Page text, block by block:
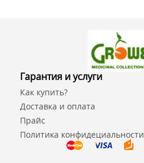
Гарантия и услуги
Как купить?
Доставка и оплата
Прайс
Политика конфидециальности